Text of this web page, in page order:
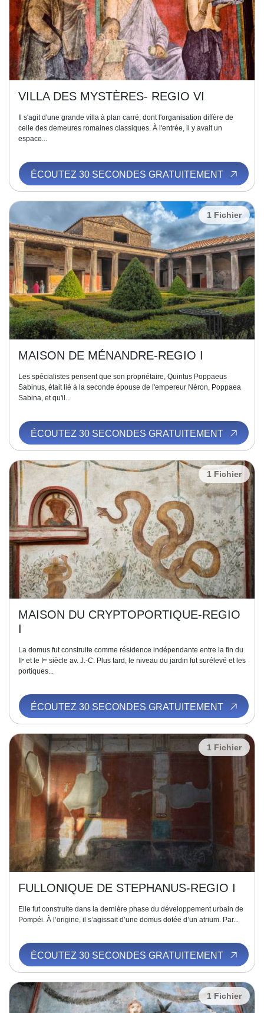
VILLA DES MYSTÈRES- REGIO VI
Il s'agit d'une grande villa à plan carré, dont l'organisation diffère de
celle des demeures romaines classiques. À l'entrée, il y avait un
espace...
ÉCOUTEZ 30 SECONDES GRATUITEMENT
1 Fichier
MAISON DE MÉNANDRE-REGIO I
Les spécialistes pensent que son propriétaire, Quintus Poppaeus
Sabinus, était lié à la seconde épouse de l'empereur Néron, Poppaea
Sabina, et qu'il...
ÉCOUTEZ 30 SECONDES GRATUITEMENT
1 Fichier
MAISON DU CRYPTOPORTIQUE-REGIO
I
La domus fut construite comme résidence indépendante entre la fin du
IIᵉ et le Iᵉʳ siècle av. J.-C. Plus tard, le niveau du jardin fut surélevé et les
portiques...
ÉCOUTEZ 30 SECONDES GRATUITEMENT
1 Fichier
FULLONIQUE DE STEPHANUS-REGIO I
Elle fut construite dans la dernière phase du développement urbain de
Pompéi. À l’origine, il s’agissait d’une domus dotée d’un atrium. Par...
ÉCOUTEZ 30 SECONDES GRATUITEMENT
1 Fichier